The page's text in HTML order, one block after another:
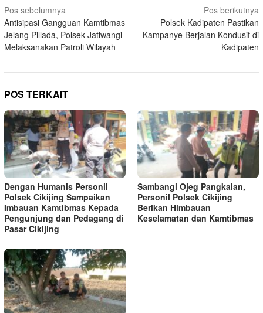
Navigasi
pos
Pos sebelumnya
Antisipasi Gangguan Kamtibmas
Jelang Pillada, Polsek Jatiwangi
Melaksanakan Patroli Wilayah
Pos berikutnya
Polsek Kadipaten Pastikan
Kampanye Berjalan Kondusif di
Kadipaten
POS TERKAIT
Dengan Humanis Personil
Polsek Cikijing Sampaikan
Imbauan Kamtibmas Kepada
Pengunjung dan Pedagang di
Pasar Cikijing
Sambangi Ojeg Pangkalan,
Personil Polsek Cikijing
Berikan Himbauan
Keselamatan dan Kamtibmas